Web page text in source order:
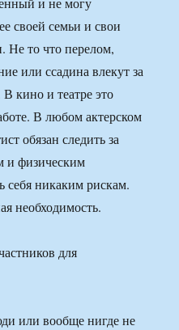
своей семьи и свои
Не то что перелом,
или ссадина влекут за
кино и театре это
В любом актерском
обязан следить за
и физическим
себя никаким рискам.
необходимость.
для
или вообще нигде не